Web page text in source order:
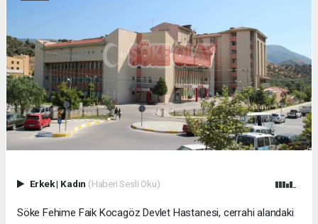
Erkek| Kadın (Haberi Sesli Oku)
Söke Fehime Faik Kocagöz Devlet Hastanesi, cerrahi alandaki